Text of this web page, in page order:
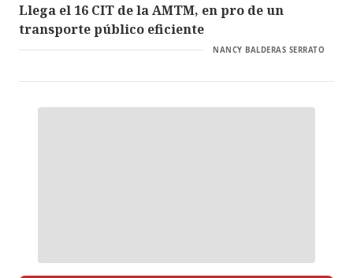
Llega el 16 CIT de la AMTM, en pro de un
transporte público eficiente
NANCY BALDERAS SERRATO